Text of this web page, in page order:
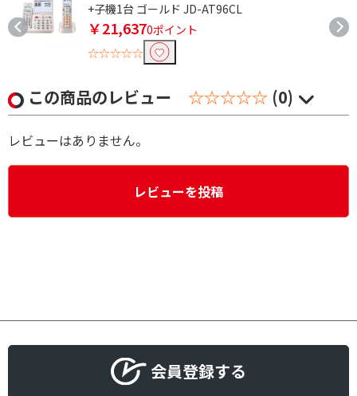
+子機1台 ゴールド JD-AT96CL
￥21,6370ポイント
☆☆☆☆☆
この商品のレビュー ☆☆☆☆☆ (0)
レビューはありません。
レビューを投稿
会員登録する